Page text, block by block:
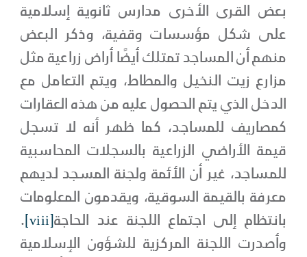
بعض القرى الأخرى مدارس ثانوية إسلامية
على شكل مؤسسات وقفية، وذكر البعض
منهم أن المساجد تمتلك أيضًا أراض زراعية مثل
مزارع زيت النخيل والمطاط، ويتم التعامل مع
الدخل الذي يتم الحصول عليه من هذه العقارات
كمصاريف للمساجد، كما ظهر أنه لا تسجل
قيمة الأراضي الزراعية بالسجلات المحاسبية
للمساجد، غير أن الأئمة ولجنة المسجد لديهم
معرفة بالقيمة السوقية، ويقدمون المعلومات
بانتظام إلى اجتماع اللجنة عند الحاجة[viii]
.
وأصدرت اللجنة المركزية للشؤون الإسلامية